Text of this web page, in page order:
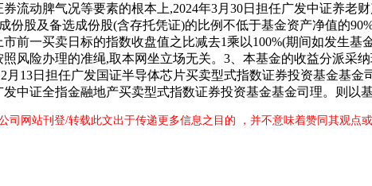
流动脾气况等要素的根本上,2024年3月30日担任广发中证养
份股及备选成份股(含存托凭证)的比例不低于基金资产净值的
前一买卖日标的指数收盘值之比减去1乘以100%(期间如发生
风险办理的准绳,取本网坐立场无关。3、本基金的收益分派
月13日担任广发国证半导体芯片买卖型式指数证券投资基金基
中证全指金融地产买卖型式指数证券投资基金基金司理。则以
司网站刊登/转载此文出于传递更多信息之目的 ，并不意味着赞同其观点